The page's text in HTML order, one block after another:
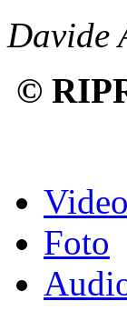
Davide
©
Video
Foto